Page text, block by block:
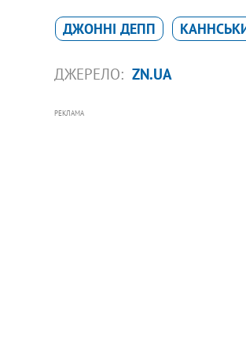
ДЖОННІ ДЕПП
ДЖЕРЕЛО: ZN.UA
РЕКЛАМА